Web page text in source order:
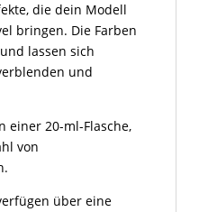
die dein Modell
bringen. Die Farben
lassen sich
und
einer 20-ml-Flasche,
von
über eine